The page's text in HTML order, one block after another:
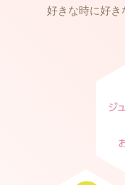
好きな時に好